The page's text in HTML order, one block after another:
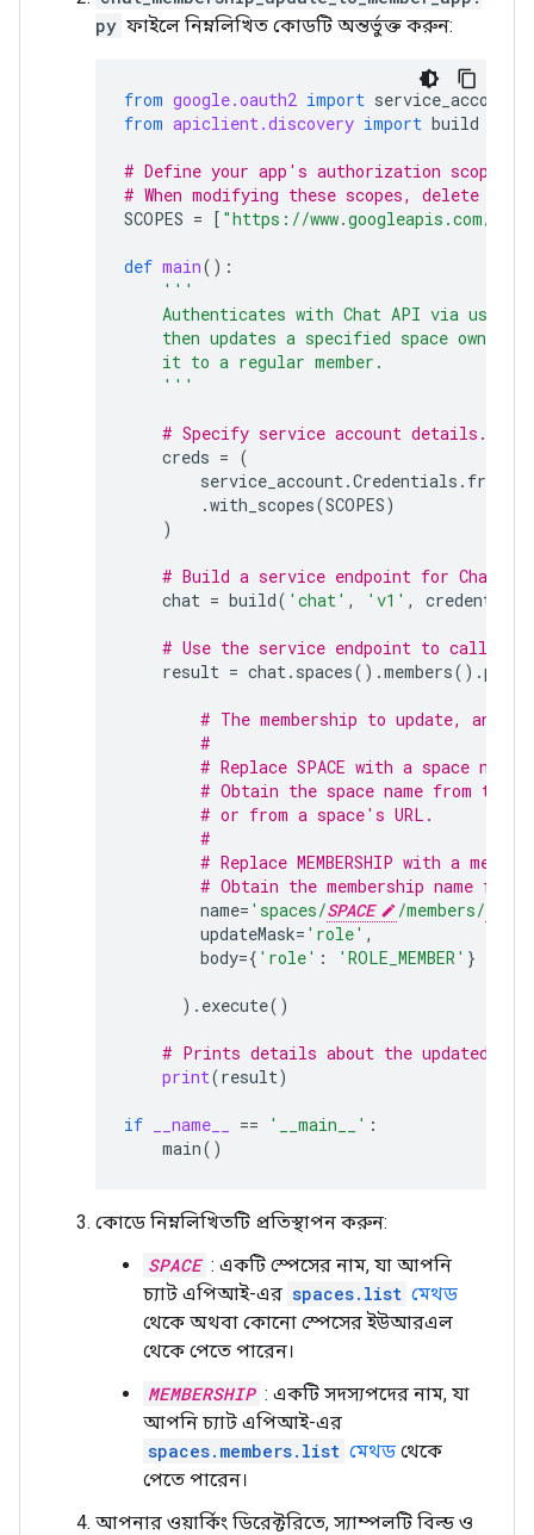
py ফাইলে নিম্নলিখিত কোডটি অন্তর্ভুক্ত করুন:
from google.oauth2 import service_account
from apiclient.discovery import build
# Define your app's authorization scopes.
# When modifying these scopes, delete
SCOPES = [ "https://www.googleapis.com/
def main():
'''
Authenticates with Chat API via user
then updates a specified space owner
    it to a regular member.
    '''
# Specify service account details.
creds = (
service_account.Credentials .
.with_scopes(SCOPES)
)
# Build a service endpoint for Chat
chat = build( 'chat' , 'v1' , credentials
# Use the service endpoint to call
result = chat. spaces() .members() .patch
# The membership to update, and
#
# Replace SPACE with a space name.
# Obtain the space name from the
# or from a space's URL.
#
# Replace MEMBERSHIP with a
# Obtain the membership name
name= 'spaces/SPACE /members/
updateMask= 'role' ,
body={ 'role' : 'ROLE_MEMBER' }
) . execute()
# Prints details about the updated
print(result)
if __name__ == '__main__' :
main()
কোডে নিম্নলিখিতটি প্রতিস্থাপন করুন:
SPACE : একটি স্পেসের নাম, যা আপনি
চ্যাট এপিআই-এর spaces.list মেথড
থেকে অথবা কোনো স্পেসের ইউআরএল
থেকে পেতে পারেন।
MEMBERSHIP : একটি সদস্যপদের নাম, যা
আপনি চ্যাট এপিআই-এর
spaces.members.list মেথড থেকে
পেতে পারেন।
আপনার ওয়ার্কিং ডিরেক্টরিতে, স্যাম্পলটি বিল্ড ও